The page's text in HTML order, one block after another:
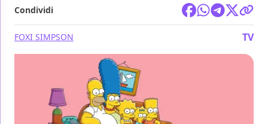
Condividi
FOXI SIMPSON TV